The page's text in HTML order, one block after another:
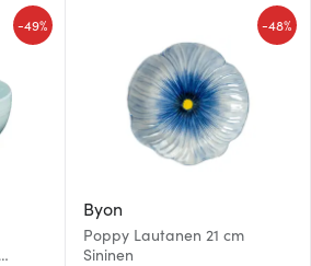
-49%
Byon
Poppy Lautanen 21 cm
Sininen
-48%